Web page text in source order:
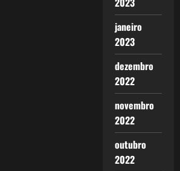
janeiro
2023
dezembro
2022
novembro
2022
outubro
2022